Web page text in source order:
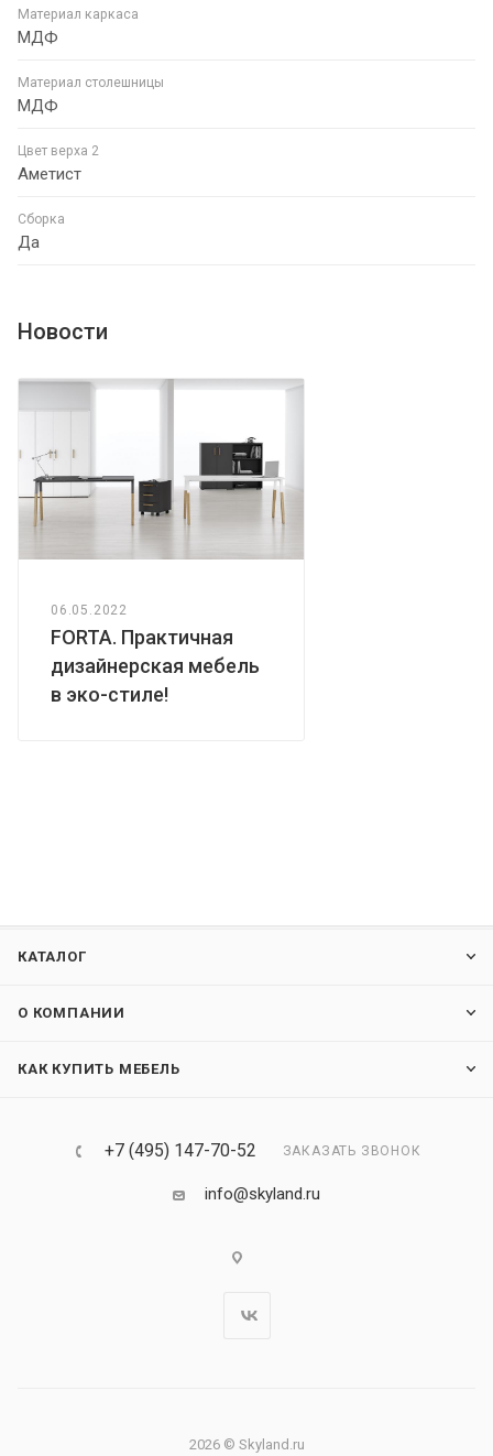
Материал каркаса
МДФ
Материал столешницы
МДФ
Цвет верха 2
Аметист
Сборка
Да
Новости
06.05.2022
FORTA. Практичная
дизайнерская мебель
в эко-стиле!
КАТАЛОГ
О КОМПАНИИ
КАК КУПИТЬ МЕБЕЛЬ
+7 (495) 147-70-52 ЗАКАЗАТЬ ЗВОНОК
info@skyland.ru
2026 © Skyland.ru